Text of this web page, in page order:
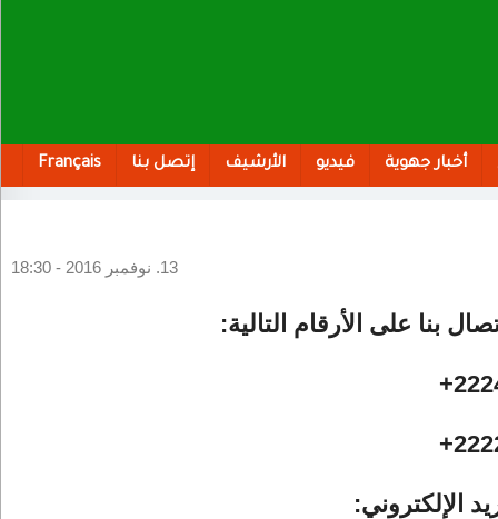
أخبار جهوية فيديو الأرشيف إتصل بنا Français
13. نوفمبر 2016 - 18:30
بنا على الأرقام التالية:
الإلكتروني: